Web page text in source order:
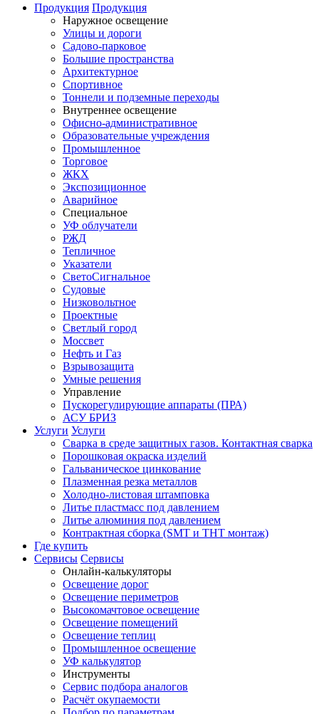
Продукция Продукция
Наружное освещение
Улицы и дороги
Садово-парковое
Большие пространства
Архитектурное
Спортивное
Тоннели и подземные переходы
Внутреннее освещение
Офисно-административное
Образовательные учреждения
Промышленное
Торговое
ЖКХ
Экспозиционное
Аварийное
Специальное
УФ облучатели
РЖД
Тепличное
Указатели
СветоСигнальное
Судовые
Низковольтное
Проектные
Светлый город
Моссвет
Нефть и Газ
Взрывозащита
Умные решения
Управление
Пускорегулирующие аппараты (ПРА)
АСУ БРИЗ
Услуги Услуги
Сварка в среде защитных газов. Контактная сварка
Порошковая окраска изделий
Гальваническое цинкование
Плазменная резка металлов
Холодно-листовая штамповка
Литье пластмасс под давлением
Литье алюминия под давлением
Контрактная сборка (SMT и THT монтаж)
Где купить
Сервисы Сервисы
Онлайн-калькуляторы
Освещение дорог
Освещение периметров
Высокомачтовое освещение
Освещение помещений
Освещение теплиц
Промышленное освещение
УФ калькулятор
Инструменты
Сервис подбора аналогов
Расчёт окупаемости